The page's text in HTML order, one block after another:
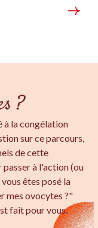
?
à la congélation
sur ce parcours,
de cette
passer à l'action (ou
êtes posé la
mes ovocytes ?"
fait pour vous.